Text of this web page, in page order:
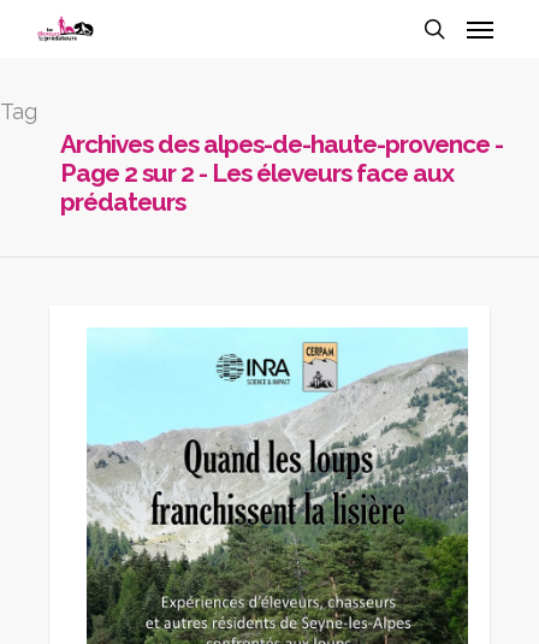
Tag
Archives des alpes-de-haute-provence -
Page 2 sur 2 - Les éleveurs face aux
prédateurs